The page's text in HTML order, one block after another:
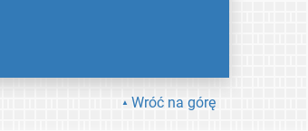
Wróć na górę